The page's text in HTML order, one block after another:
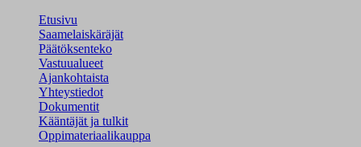
Etusivu
Saamelaiskäräjät
Päätöksenteko
Vastuualueet
Ajankohtaista
Yhteystiedot
Dokumentit
Kääntäjät ja tulkit
Oppimateriaalikauppa